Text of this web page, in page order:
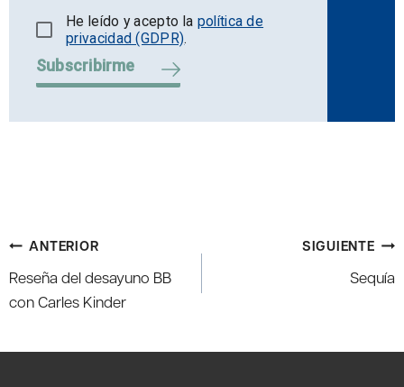
He leído y acepto la política de
privacidad (GDPR).
Subscribirme
Navegación
de
entradas
ANTERIOR
Reseña del desayuno BB
con Carles Kinder
SIGUIENTE
Sequía